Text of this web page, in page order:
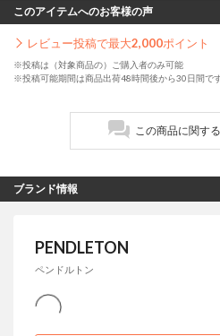
このアイテムへのお客様の声
レビュー投稿で最大2,000ポイント
※投稿は（対象商品の）ご購入者のみ可能
※投稿可能期間は商品出荷48時間後から30日間で
この商品に関す
ブランド情報
PENDLETON
ペンドルトン